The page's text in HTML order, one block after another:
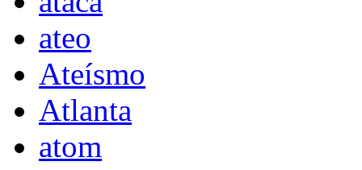
ateo
Ateísmo
Atlanta
atom